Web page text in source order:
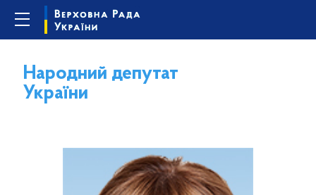
Народний депутат
України